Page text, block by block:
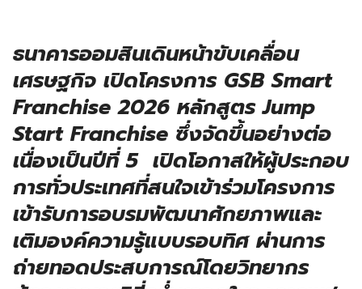
ธนาคารออมสินเดินหน้าขับเคลื่อน
เศรษฐกิจ เปิดโครงการ GSB Smart
Franchise 2026 หลักสูตร Jump
Start Franchise ซึ่งจัดขึ้นอย่างต่อ
เนื่องเป็นปีที่ 5 เปิดโอกาสให้ผู้ประกอบ
การทั่วประเทศที่สนใจเข้าร่วมโครงการ
เข้ารับการอบรมพัฒนาศักยภาพและ
เติมองค์ความรู้แบบรอบทิศ ผ่านการ
ถ่ายทอดประสบการณ์โดยวิทยากร